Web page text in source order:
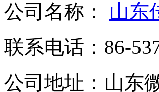
公司名称： 山东
联系电话： 86-
公司地址： 山东